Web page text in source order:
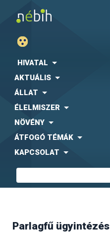
HIVATAL
AKTUÁLIS
ÁLLAT
ÉLELMISZER
NÖVÉNY
ÁTFOGÓ TÉMÁK
KAPCSOLAT
Parlagfű ügyintézés